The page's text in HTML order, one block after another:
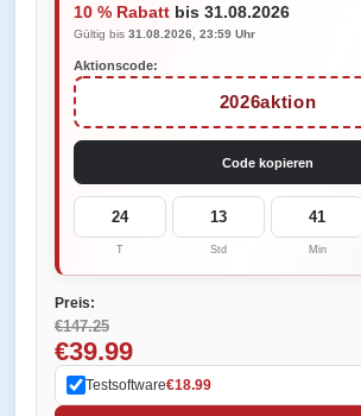
10 % Rabatt bis 31.08.2026
Gültig bis 31.08.2026, 23:59 Uhr
Aktionscode:
2026aktion
Code kopieren
24
T
13
Std
41
Min
Preis:
€147.25
€39.99
Testsoftware€18.99